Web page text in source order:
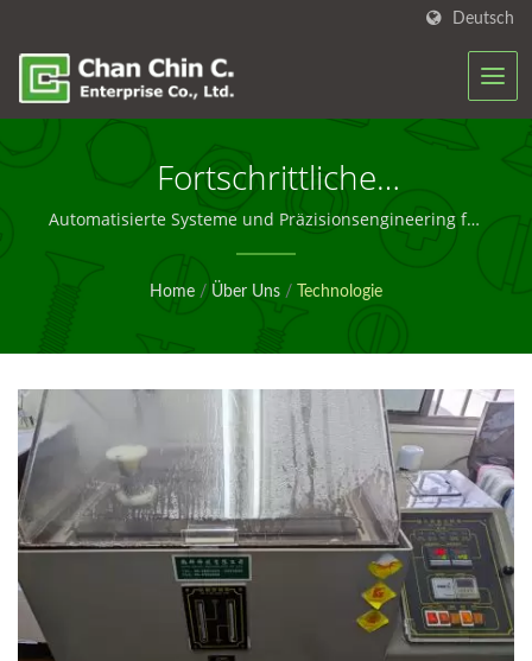
Deutsch
Fortschrittliche
Schraubenfertigungstechnologie
Automatisierte Systeme und Präzisionsengineering für
zertifizierte Befestigungselemente
Home / Über Uns / Technologie